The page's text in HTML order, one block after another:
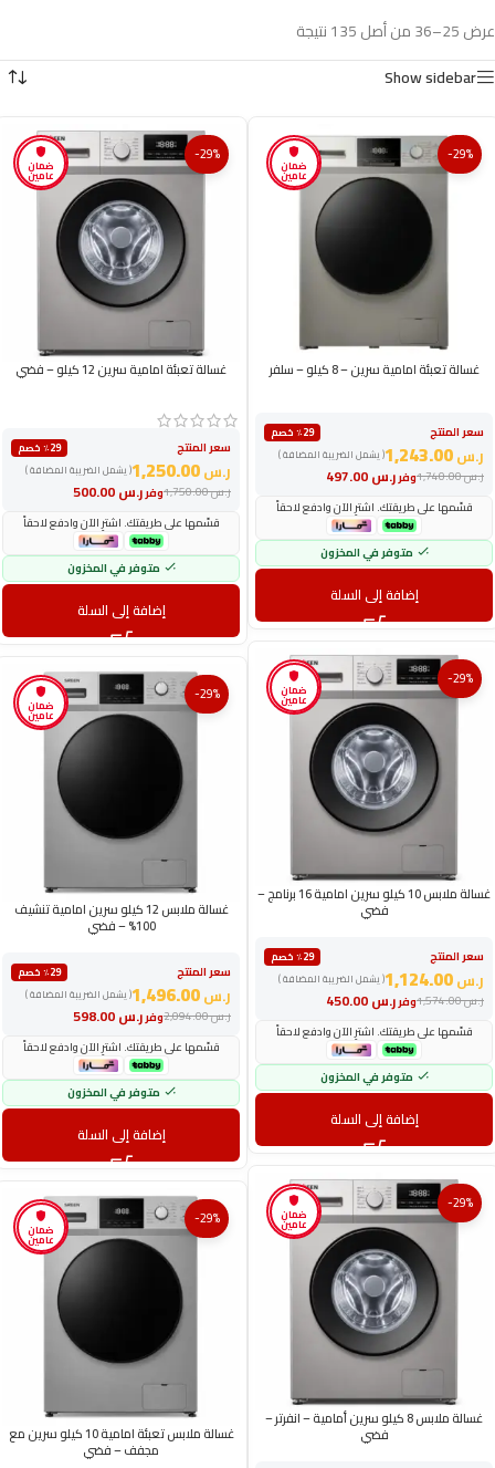
عرض 25–36 من أصل 135 نتيجة
Show sidebar
ضمان
عامين
-29%
غسالة تعبئة امامية سرين – 8 كيلو – سلفر
سعر المنتج
٪29 خصم
( يشمل الضريبة المضافة )
ر.س
وفرر.س ر.س1,740.00
قسّمها على طريقتك. اشترِ الآن وادفع لاحقاً
متوفر في المخزون
إضافة إلى السلة
ضمان
عامين
-29%
غسالة تعبئة امامية سرين 12 كيلو – فضي
سعر المنتج
٪29 خصم
( يشمل الضريبة المضافة )
ر.س
وفرر.س ر.س1,750.00
قسّمها على طريقتك. اشترِ الآن وادفع لاحقاً
متوفر في المخزون
إضافة إلى السلة
ضمان
عامين
-29%
غسالة ملابس 10 كيلو سرين امامية 16 برنامج –
فضي
سعر المنتج
٪29 خصم
( يشمل الضريبة المضافة )
ر.س
وفرر.س ر.س1,574.00
قسّمها على طريقتك. اشترِ الآن وادفع لاحقاً
متوفر في المخزون
إضافة إلى السلة
ضمان
عامين
-29%
غسالة ملابس 12 كيلو سرين امامية تنشيف
100% – فضي
سعر المنتج
٪29 خصم
( يشمل الضريبة المضافة )
ر.س
وفرر.س ر.س2,094.00
قسّمها على طريقتك. اشترِ الآن وادفع لاحقاً
متوفر في المخزون
إضافة إلى السلة
ضمان
عامين
-29%
غسالة ملابس 8 كيلو سرين أمامية – انفرتر –
فضي
ضمان
عامين
-29%
غسالة ملابس تعبئة امامية 10 كيلو سرين مع
مجفف – فضي